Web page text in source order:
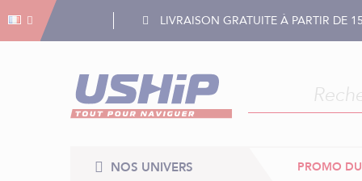
LIVRAISON GRATUITE À PARTIR DE
NOS UNIVERS PROMO
Gestion des cookies
Gestion des cookies